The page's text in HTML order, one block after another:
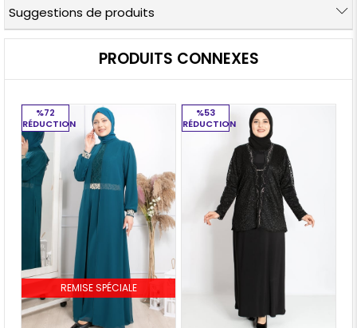
Suggestions de produits
PRODUITS CONNEXES
%72
RÉDUCTION
REMISE SPÉCIALE
%53
RÉDUCTION